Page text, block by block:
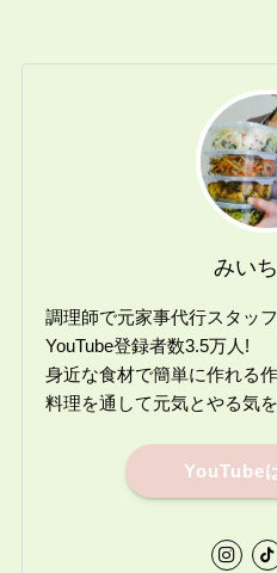
みい
調理師で元家事代行スタッフ
YouTube登録者数3.5万人!
身近な食材で簡単に作れる
料理を通して元気とやる気
YouTube